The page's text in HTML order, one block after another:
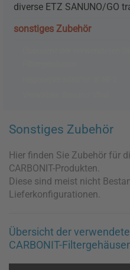
diverse ETZ SANUNO/GO
sonstiges Zubehör
Sonstiges Zubehör
Hier finden Sie Zubehör für
CARBONIT-Produkten.
Diese sind meist nicht
Lieferkonfigurationen.
Übersicht der
CARBONIT-